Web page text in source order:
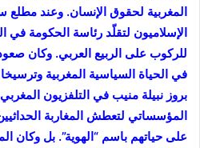
الإسلاميون لتقلّد رئاسة الحكومة
للركوب على الربيع العربي. وكان صعود
في الحياة السياسية المغربية
المؤسساتي لتعطش المغاربة
على حياتهم باسم “الهوية”. بل وكان